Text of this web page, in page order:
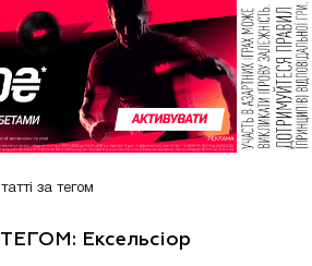
за тегом
Ексельсіор